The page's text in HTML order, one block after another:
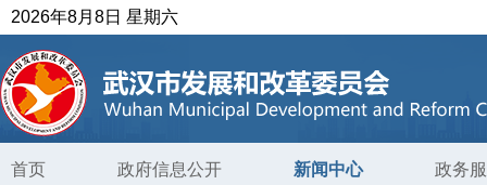
2026年8月8日 星期六
首页 政府信息公开 新闻中心 政务